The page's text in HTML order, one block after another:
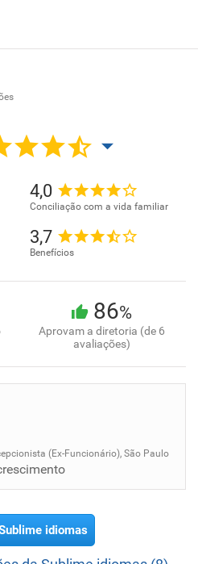
4,0
Conciliação com a vida familiar
3,7
Benefícios
86%
Aprovam a diretoria (de 6
avaliações)
(Ex-Funcionário), São Paulo
idiomas